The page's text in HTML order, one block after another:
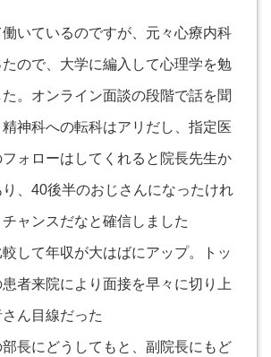
いているのですが、元々心療内科
ので、大学に編入して心理学を勉
。オンライン面談の段階で話を聞
神科への転科はアリだし、指定医
ォローはしてくれると院長先生か
、40後半のおじさんになったけれ
ャンスだなと確信しました
して年収が大はばにアップ。トッ
者来院により面接を早々に切り上
ん目線だった
部長にどうしてもと、副院長にもど